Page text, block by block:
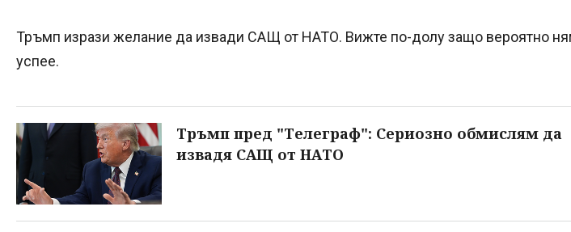
Тръмп изрази желание да извади САЩ от НАТО. Вижте по-долу защо вероятно
успее.
Тръмп пред "Телеграф": Сериозно обмислям да
извадя САЩ от НАТО